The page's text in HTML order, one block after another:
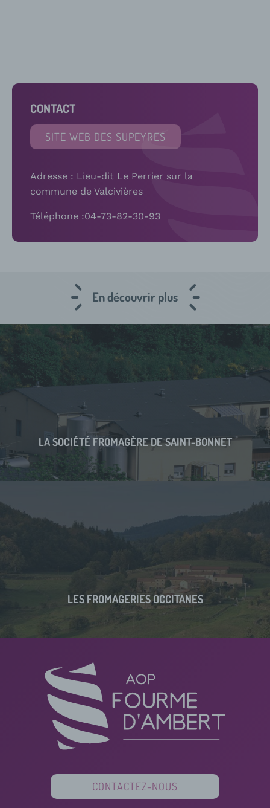
CONTACT
SITE WEB DES SUPEYRES
Adresse : Lieu-dit Le Perrier sur la
commune de Valcivières
Téléphone :04-73-82-30-93
En découvrir plus
LA SOCIÉTÉ FROMAGÈRE DE SAINT-BONNET
LES FROMAGERIES OCCITANES
CONTACTEZ-NOUS